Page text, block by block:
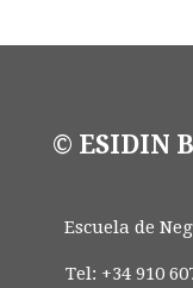
© ESIDIN
Escuela de
Tel: +34 910